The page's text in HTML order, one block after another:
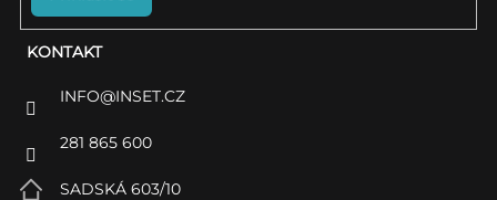
KONTAKT
INFO@INSET.CZ
281 865 600
SADSKÁ 603/10